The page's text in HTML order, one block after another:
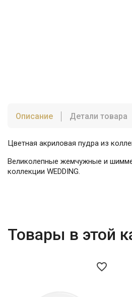
Описание Детали товара
Цветная акриловая пудра из
Великолепные жемчужные и
коллекции WEDDING.
Товары в этой
favorite_border